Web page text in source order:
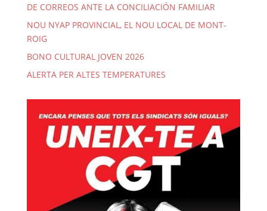
DE CORREOS ANTE LA CONCILIACIÓN FAMILIAR
NOU NYAP PROVINCIAL, EL NOU LOCAL DE MONT-
ROIG
BONO CULTURAL JOVEN 2026
ALERTA PER ALTES TEMPERATURES